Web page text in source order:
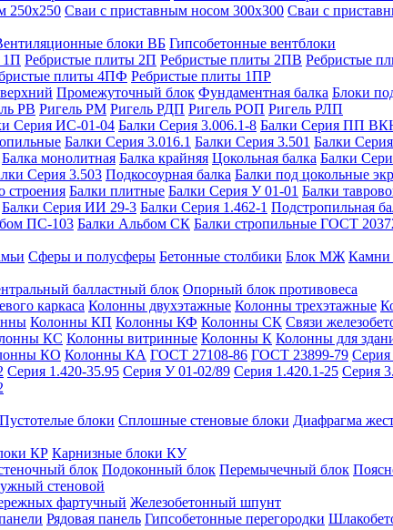
250х250 Сваи с приставным носом 300х300 Сваи с
блоки ВБ Гипсобетонные вентблоки
1П Ребристые плиты 2П Ребристые плиты 2ПВ Ребристые
плиты 4ПФ Ребристые плиты 1ПР
Промежуточный блок Фундаментная балка Блоки
РВ Ригель РМ Ригель РДП Ригель РОП Ригель РЛП
Серия ИС-01-04 Балки Серия 3.006.1-8 Балки Серия ПП
Балки Серия 3.016.1 Балки Серия 3.501 Балки
Балка монолитная Балка крайняя Цокольная балка Балки
Серия 3.503 Подкосоурная балка Балки под цокольные
строения Балки плитные Балки Серия У 01-01 Балки
Балки Серия ИИ 29-3 Балки Серия 1.462-1 Подстропильная
ПС-103 Балки Альбом СК Балки стропильные ГОСТ
Сферы и полусферы Бетонные столбики Блок МЖ Камни
балластный блок Опорный блок противовеса
каркаса Колонны двухэтажные Колонны трехэтажные
Колонны КП Колонны КФ Колонны СК Связи
КС Колонны витринные Колонны К Колонны для
КО Колонны КА ГОСТ 27108-86 ГОСТ 23899-79 Серия
Серия 1.420-35.95 Серия У 01-02/89 Серия 1.420.1-25 Серия
Пустотелые блоки Сплошные стеновые блоки Диафрагма
КР Карнизные блоки КУ
блок Подоконный блок Перемычечный блок
стеновой
фартучный Железобетонный шпунт
Рядовая панель Гипсобетонные перегородки